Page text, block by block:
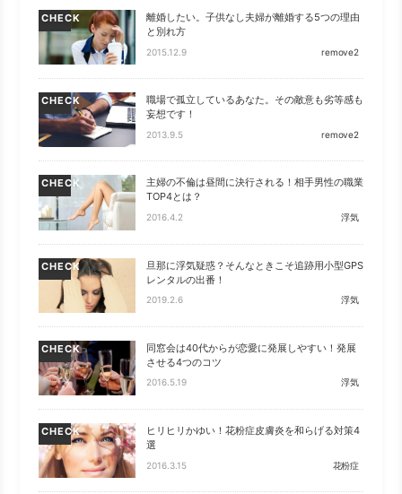
CHECK
離婚したい。子供なし夫婦が離婚する5つの理由
と別れ方
2015.12.9 remove2
CHECK
職場で孤立しているあなた。その敵意も劣等感も
妄想です！
2013.9.5 remove2
CHECK
主婦の不倫は昼間に決行される！相手男性の職業
TOP4とは？
2016.4.2 浮気
CHECK
旦那に浮気疑惑？そんなときこそ追跡用小型GPS
レンタルの出番！
2019.2.6 浮気
CHECK
同窓会は40代からが恋愛に発展しやすい！発展
させる4つのコツ
2016.5.19 浮気
CHECK
ヒリヒリかゆい！花粉症皮膚炎を和らげる対策4
選
2016.3.15 花粉症